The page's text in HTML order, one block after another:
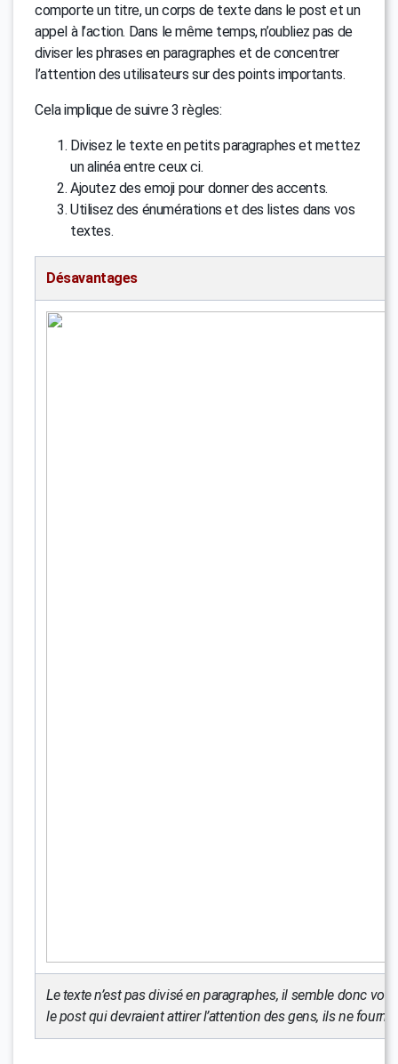
comporte un titre, un corps de texte dans le post et un
appel à l’action. Dans le même temps, n’oubliez pas de
diviser les phrases en paragraphes et de concentrer
l’attention des utilisateurs sur des points importants.
Cela implique de suivre 3 règles:
Divisez le texte en petits paragraphes et mettez
un alinéa entre ceux ci.
Ajoutez des emoji pour donner des accents.
Utilisez des énumérations et des listes dans vos
textes.
Désavantages
Le texte n’est pas divisé en paragraphes, il semble donc
le post qui devraient attirer l’attention des gens, ils ne